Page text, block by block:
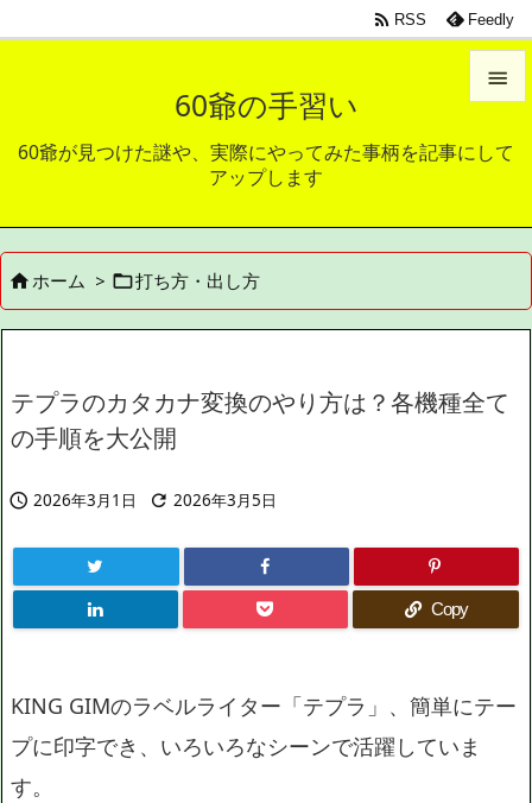
60爺の手習い
60爺が見つけた謎や、実際にやってみた事柄を記事にして
アップします

メニュ
サイド



 RSS Feedly
ホーム > 打ち方・出し方
テプラのカタカナ変換のやり方は？各機種全て
の手順を大公開
 2026年3月1日  2026年3月5日
Copy
KING GIMのラベルライター「テプラ」、簡単にテー
プに印字でき、いろいろなシーンで活躍していま
す。